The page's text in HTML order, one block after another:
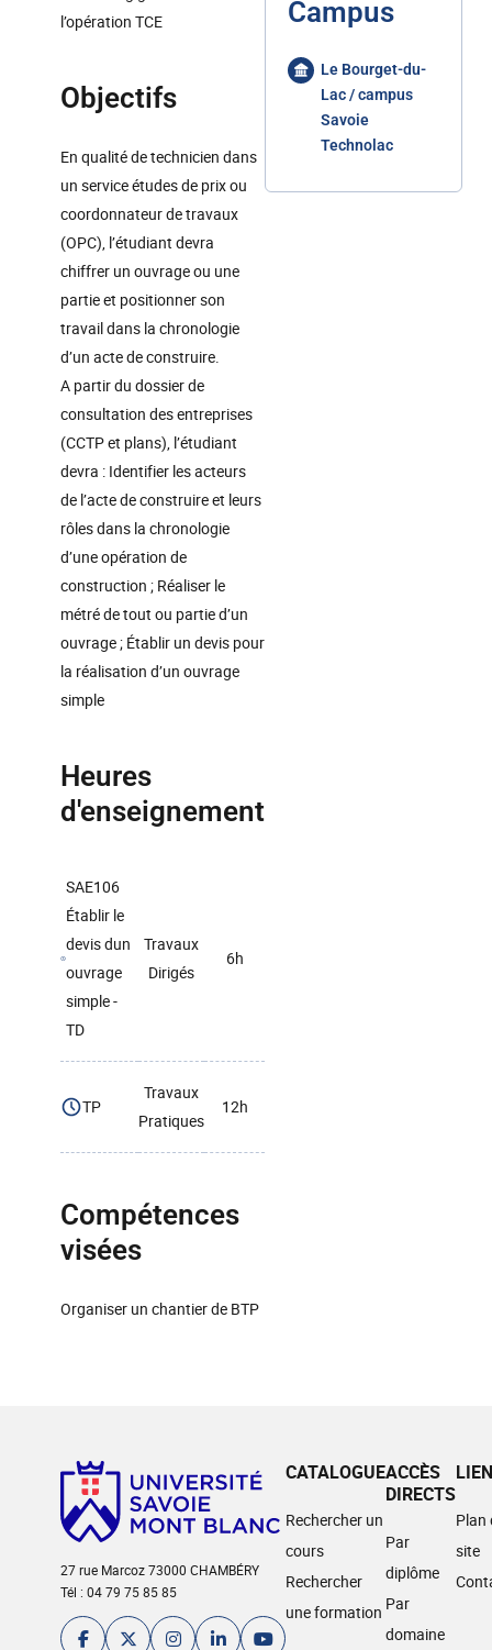
l’opération TCE
Objectifs
En qualité de technicien dans
un service études de prix ou
coordonnateur de travaux
(OPC), l’étudiant devra
chiffrer un ouvrage ou une
partie et positionner son
travail dans la chronologie
d’un acte de construire.
A partir du dossier de
consultation des entreprises
(CCTP et plans), l’étudiant
devra : Identifier les acteurs
de l’acte de construire et leurs
rôles dans la chronologie
d’une opération de
construction ; Réaliser le
métré de tout ou partie d’un
ouvrage ; Établir un devis pour
la réalisation d’un ouvrage
simple
Heures
d'enseignement
SAE106
Établir le
devis dun
ouvrage
simple -
TD
Travaux
Dirigés
6h
TP
Travaux
Pratiques
12h
Compétences
visées
Organiser un chantier de BTP
Campus
Le Bourget-du-
Lac / campus
Savoie
Technolac
27 rue Marcoz 73000 CHAMBÉRY
Tél : 04 79 75 85 85
CATALOGUE
Rechercher un
cours
Rechercher
une formation
ACCÈS
DIRECTS
Par
diplôme
Par
domaine
Plan
site